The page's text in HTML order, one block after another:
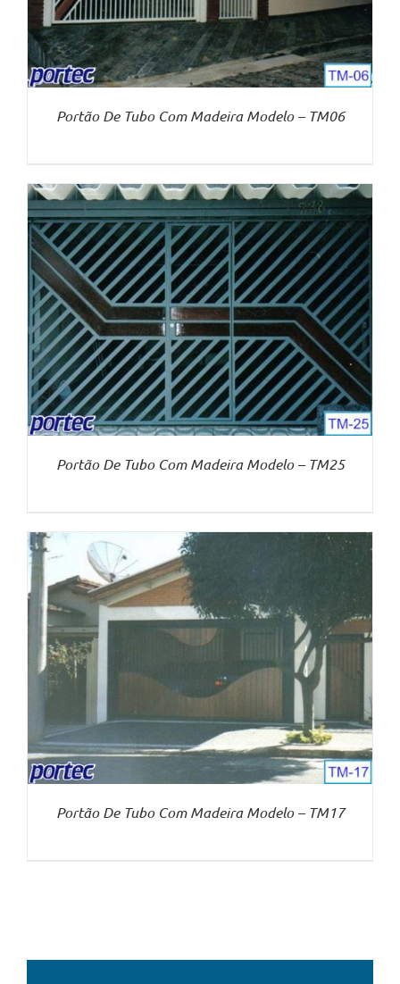
Portão De Tubo Com Madeira Modelo – TM06
Portão De Tubo Com Madeira Modelo – TM25
Portão De Tubo Com Madeira Modelo – TM17